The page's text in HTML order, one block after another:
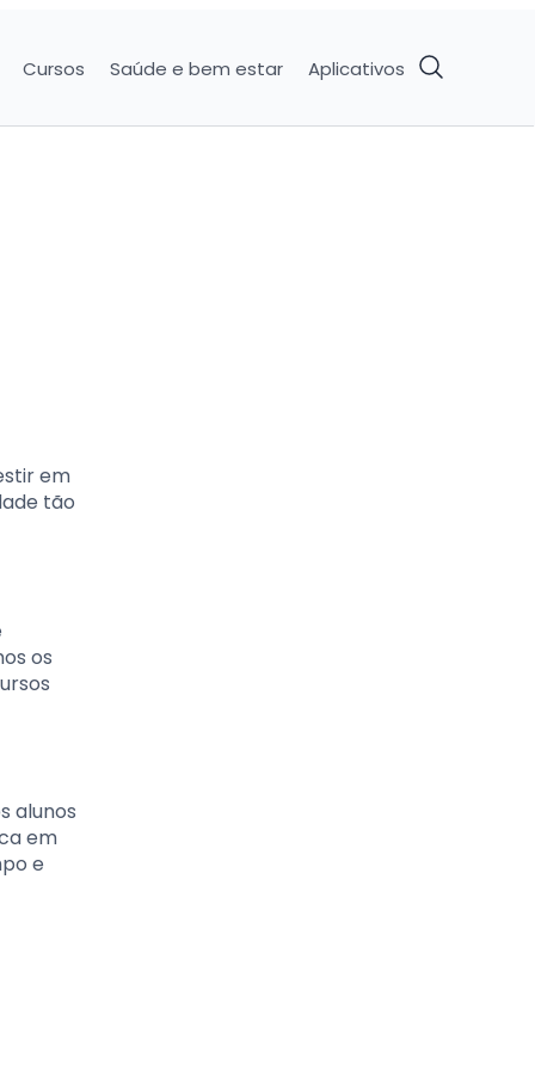
Cursos Saúde e bem estar Aplicativos
em
tão
os
alunos
em
e